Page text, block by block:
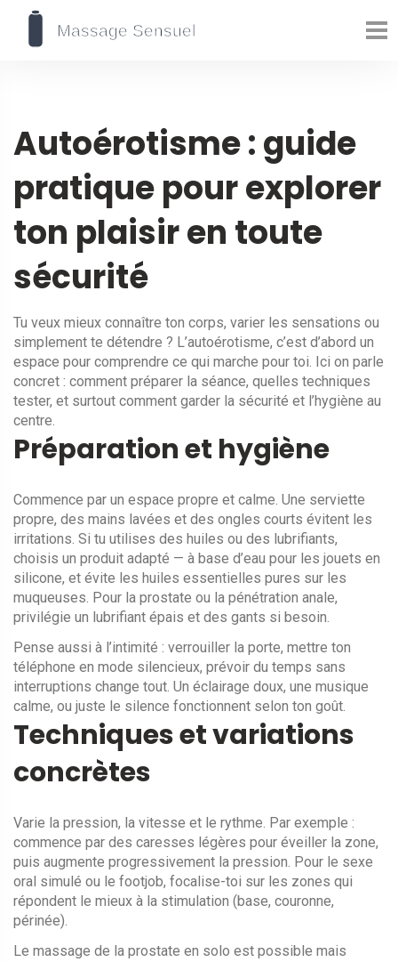
Autoérotisme : guide
pratique pour explorer
ton plaisir en toute
sécurité
Tu veux mieux connaître ton corps, varier les sensations ou
simplement te détendre ? L’autoérotisme, c’est d’abord un
espace pour comprendre ce qui marche pour toi. Ici on parle
concret : comment préparer la séance, quelles techniques
tester, et surtout comment garder la sécurité et l’hygiène au
centre.
Préparation et hygiène
Commence par un espace propre et calme. Une serviette
propre, des mains lavées et des ongles courts évitent les
irritations. Si tu utilises des huiles ou des lubrifiants,
choisis un produit adapté — à base d’eau pour les jouets en
silicone, et évite les huiles essentielles pures sur les
muqueuses. Pour la prostate ou la pénétration anale,
privilégie un lubrifiant épais et des gants si besoin.
Pense aussi à l’intimité : verrouiller la porte, mettre ton
téléphone en mode silencieux, prévoir du temps sans
interruptions change tout. Un éclairage doux, une musique
calme, ou juste le silence fonctionnent selon ton goût.
Techniques et variations
concrètes
Varie la pression, la vitesse et le rythme. Par exemple :
commence par des caresses légères pour éveiller la zone,
puis augmente progressivement la pression. Pour le sexe
oral simulé ou le footjob, focalise-toi sur les zones qui
répondent le mieux à la stimulation (base, couronne,
périnée).
Le massage de la prostate en solo est possible mais